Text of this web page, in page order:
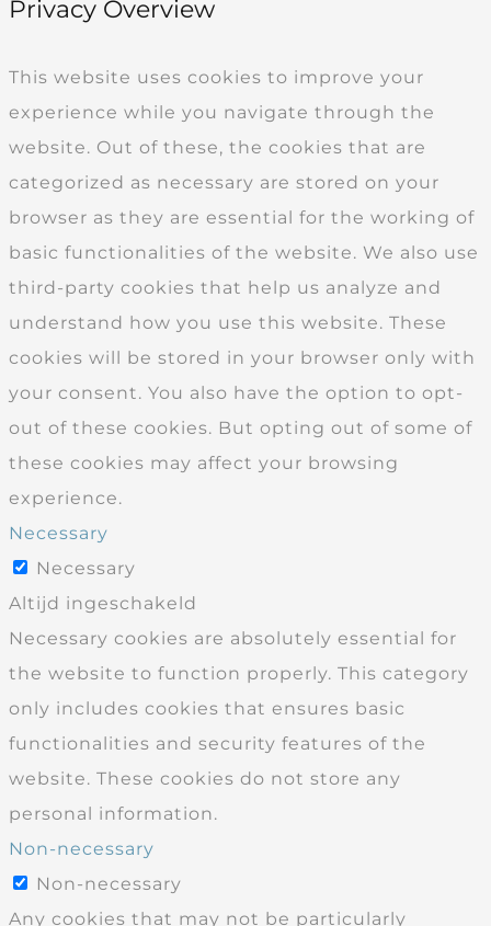
Privacy Overview
This website uses cookies to improve your
experience while you navigate through the
website. Out of these, the cookies that are
categorized as necessary are stored on your
browser as they are essential for the working of
basic functionalities of the website. We also use
third-party cookies that help us analyze and
understand how you use this website. These
cookies will be stored in your browser only with
your consent. You also have the option to opt-
out of these cookies. But opting out of some of
these cookies may affect your browsing
experience.
Necessary
Necessary
Altijd ingeschakeld
Necessary cookies are absolutely essential for
the website to function properly. This category
only includes cookies that ensures basic
functionalities and security features of the
website. These cookies do not store any
personal information.
Non-necessary
Non-necessary
Any cookies that may not be particularly